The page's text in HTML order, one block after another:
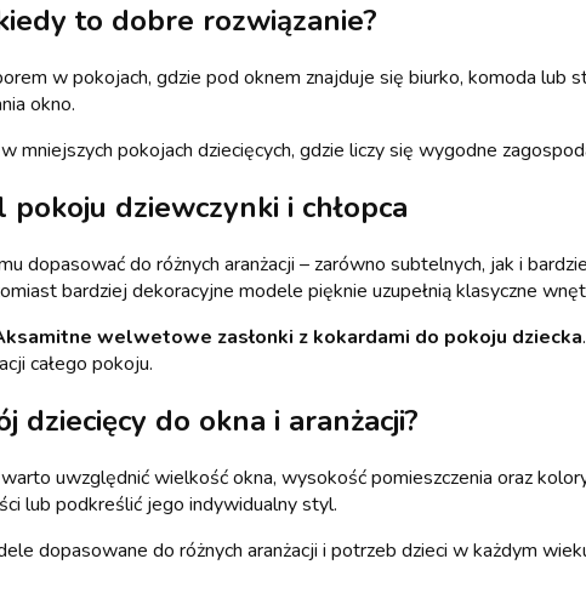
to dobre rozwiązanie?
w pokojach, gdzie pod oknem znajduje się biurko, komoda lub
okno.
mniejszych pokojach dziecięcych, gdzie liczy się wygodne
dziewczynki i chłopca
dopasować do różnych aranżacji – zarówno subtelnych, jak i
bardziej dekoracyjne modele pięknie uzupełnią klasyczne
welwetowe zasłonki z kokardami do pokoju dziecka
całego pokoju.
dziecięcy do okna i aranżacji?
uwzględnić wielkość okna, wysokość pomieszczenia oraz
lub podkreślić jego indywidualny styl.
dopasowane do różnych aranżacji i potrzeb dzieci w każdym